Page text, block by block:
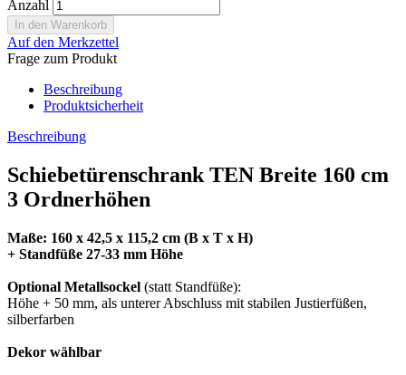
Anzahl
Auf den Merkzettel
Frage zum Produkt
Beschreibung
Produktsicherheit
Beschreibung
Schiebetürenschrank TEN Breite 160 cm
3 Ordnerhöhen
Maße: 160 x 42,5 x 115,2 cm (B x T x H)
+ Standfüße 27-33 mm Höhe
Optional Metallsockel (statt Standfüße):
Höhe + 50 mm, als unterer Abschluss mit stabilen Justierfüßen,
silberfarben
Dekor wählbar